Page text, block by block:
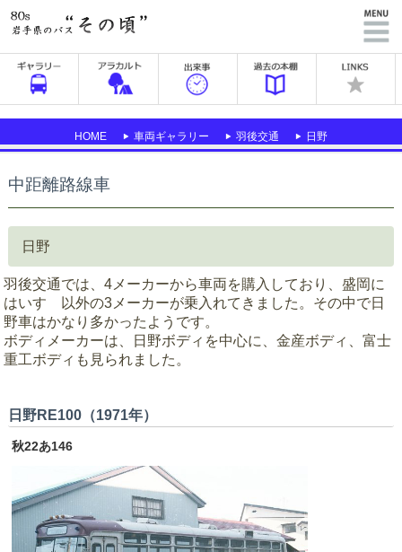
HOME 車両ギャラリー 羽後交通 日野
中距離路線車
日野
羽後交通では、4メーカーから車両を購入しており、盛岡に
はいすゞ以外の3メーカーが乗入れてきました。その中で日
野車はかなり多かったようです。
ボディメーカーは、日野ボディを中心に、金産ボディ、富士
重工ボディも見られました。
日野RE100（1971年）
秋22あ146